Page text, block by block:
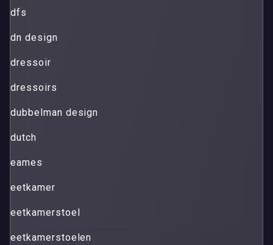
dfs
dn design
dressoir
dressoirs
dubbelman design
dutch
eames
eetkamer
eetkamerstoel
eetkamerstoelen